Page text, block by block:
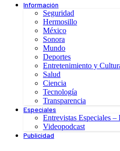
Información
Seguridad
Hermosillo
México
Sonora
Mundo
Deportes
Entretenimiento y
Salud
Ciencia
Tecnología
Transparencia
Especiales
Entrevistas Especiales
Videopodcast
Publicidad